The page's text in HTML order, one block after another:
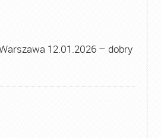
12.01.2026 – dobry